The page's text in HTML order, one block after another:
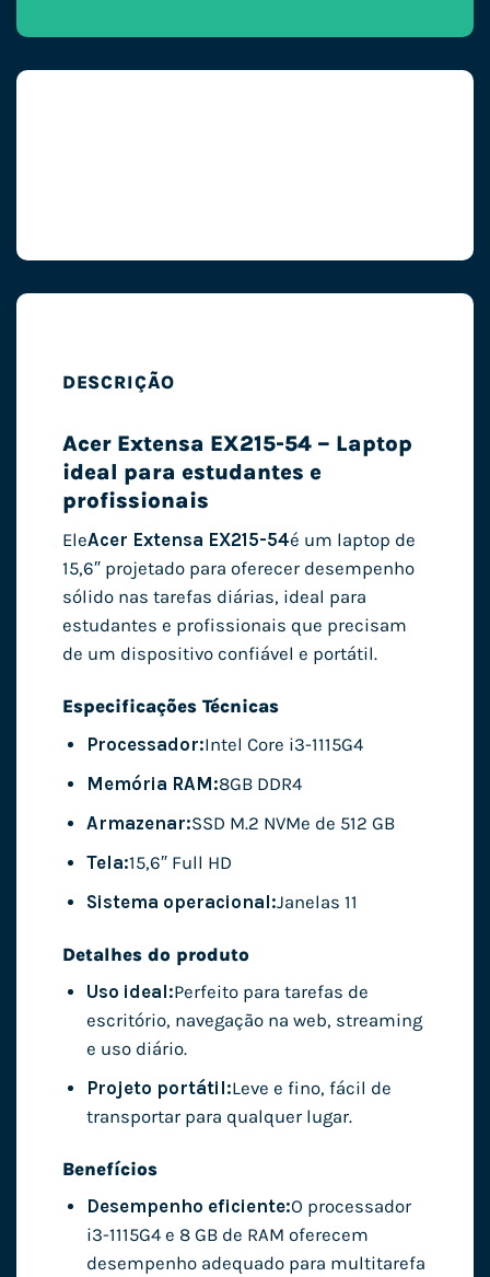
DESCRIÇÃO
Acer Extensa EX215-54 – Laptop
ideal para estudantes e
profissionais
EleAcer Extensa EX215-54é um laptop de
15,6″ projetado para oferecer desempenho
sólido nas tarefas diárias, ideal para
estudantes e profissionais que precisam
de um dispositivo confiável e portátil.
Especificações Técnicas
Processador:Intel Core i3-1115G4
Memória RAM:8GB DDR4
Armazenar:SSD M.2 NVMe de 512 GB
Tela:15,6″ Full HD
Sistema operacional:Janelas 11
Detalhes do produto
Uso ideal:Perfeito para tarefas de
escritório, navegação na web, streaming
e uso diário.
Projeto portátil:Leve e fino, fácil de
transportar para qualquer lugar.
Benefícios
Desempenho eficiente:O processador
i3-1115G4 e 8 GB de RAM oferecem
desempenho adequado para multitarefa